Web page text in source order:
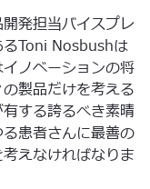
発担当バイスプレ
るToni Nosbushは
ノベーションの将
製品だけを考える
する誇るべき素晴
患者さんに最善の
えなければなりま